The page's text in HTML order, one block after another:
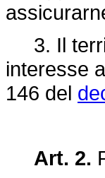
3. Il
interesse
146 del
Art. 2.